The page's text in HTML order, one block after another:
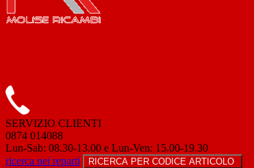
SERVIZIO CLIENTI
0874 014088
Lun-Sab: 08.30-13.00 e Lun-Ven: 15.00-19.30
ricerca nei reparti
RICERCA PER CODICE ARTICOLO